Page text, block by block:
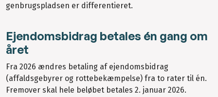
genbrugspladsen er differentieret.
Ejendomsbidrag betales én gang om
året
Fra 2026 ændres betaling af ejendomsbidrag
(affaldsgebyrer og rottebekæmpelse) fra to rater til én.
Fremover skal hele beløbet betales 2. januar 2026.